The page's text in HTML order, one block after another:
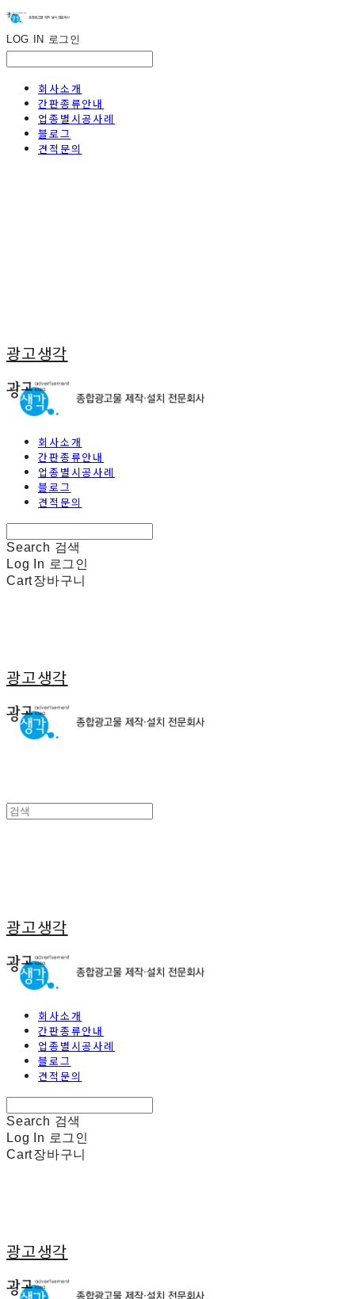
LOG IN 로그인
회사소개
간판종류안내
업종별시공사례
블로그
견적문의
광고생각
회사소개
간판종류안내
업종별시공사례
블로그
견적문의
Search 검색
Log In 로그인
Cart장바구니
광고생각
광고생각
회사소개
간판종류안내
업종별시공사례
블로그
견적문의
Search 검색
Log In 로그인
Cart장바구니
광고생각